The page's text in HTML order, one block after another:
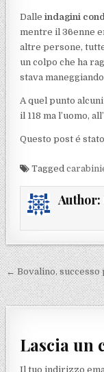
Dalleindagini
mentre il 36enne
altre persone,
un colpo che ha
stava
A quel punto
il 118 ma l’uomo,
Questo post é
Tagged
Author:
← Bovalino, successo
Lascia un
Il tuo indirizzo